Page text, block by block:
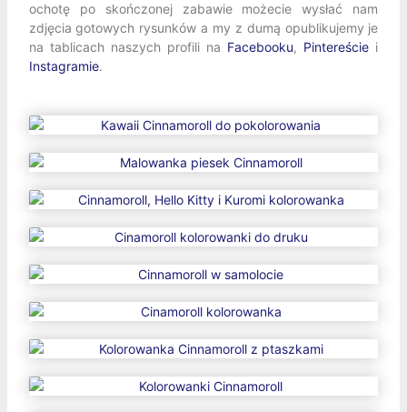
ochotę po skończonej zabawie możecie wysłać nam
zdjęcia gotowych rysunków a my z dumą opublikujemy je
na tablicach naszych profili na Facebooku, Pintereście i
Instagramie.